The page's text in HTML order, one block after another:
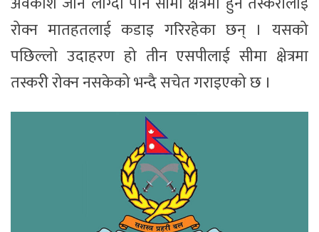
रोक्न मातहतलाई कडाइ गरिरहेका छन् । यसको
पछिल्लो उदाहरण हो तीन एसपीलाई सीमा क्षेत्रमा
तस्करी रोक्न नसकेको भन्दै सचेत गराइएको छ ।